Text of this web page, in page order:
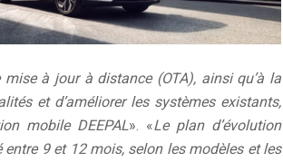
à jour à distance (OTA), ainsi qu’à la
et d’améliorer les systèmes existants,
mobile DEEPAL». «Le plan d’évolution
9 et 12 mois, selon les modèles et les